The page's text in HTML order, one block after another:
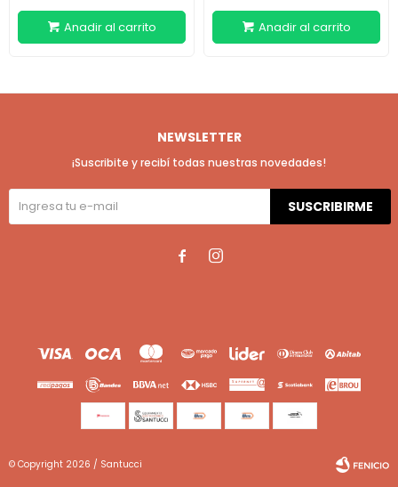
NEWSLETTER
¡Suscribite y recibí todas nuestras novedades!
SUSCRIBIRME
 
© Copyright 2026 / Santucci